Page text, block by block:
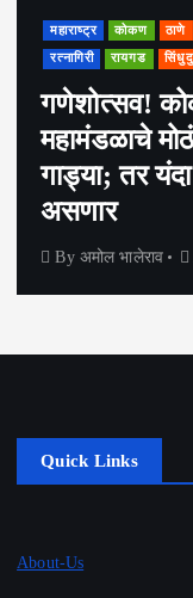
महाराष्ट्र कोकण ठाणे
रत्नागिरी रायगड
गणेशोत्सव!
महामंडळाचे
गाड्या; तर यंदा
असणार
By अमोल भालेराव
Quick Links
About-Us